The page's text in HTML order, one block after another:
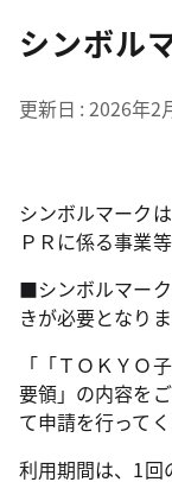
シンボル
更新日 2026年2
シンボルマーク
ＰＲに係る事業
■シンボルマー
きが必要となりま
「「ＴＯＫＹＯ
要領」の内容を
て申請を行ってく
利用期間は、1回